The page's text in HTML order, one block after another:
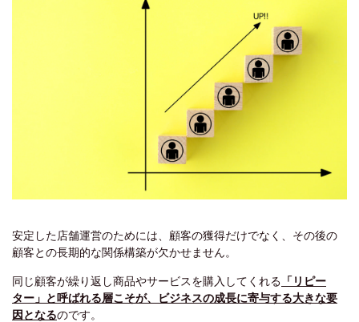
安定した店舗運営のためには、顧客の獲得だけでなく、その後の
顧客との長期的な関係構築が欠かせません。
同じ顧客が繰り返し商品やサービスを購入してくれる 「リピー
ター」と呼ばれる層こそが、ビジネスの成長に寄与する大きな要
因となるのです。